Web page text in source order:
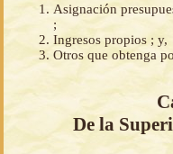
Asignación
;
Ingresos propios ; y,
Otros que obtenga
De la